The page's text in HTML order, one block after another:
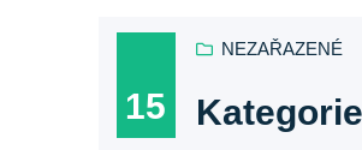
15
NEZAŘAZENÉ